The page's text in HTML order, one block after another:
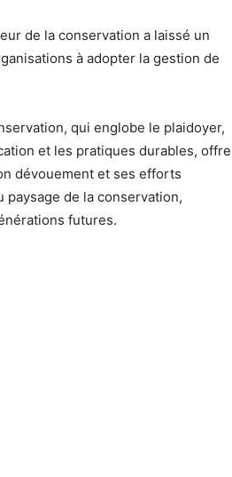
de la conservation a laissé un
à adopter la gestion de
qui englobe le plaidoyer,
et les pratiques durables, offre
dévouement et ses efforts
de la conservation,
futures.